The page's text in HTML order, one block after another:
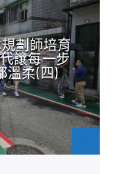
劃師培育
讓每一步
溫柔(四)